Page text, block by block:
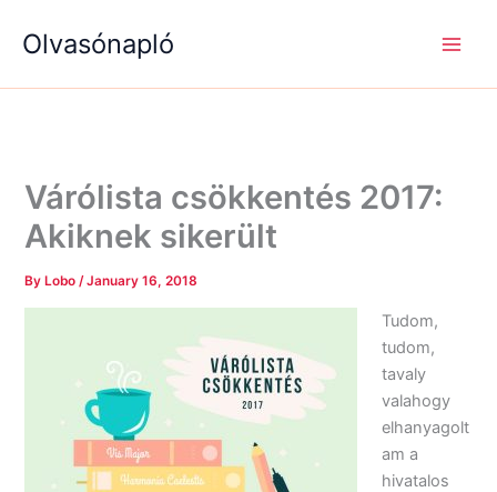
Olvasónapló
Várólista csökkentés 2017:
Akiknek sikerült
By Lobo/January 16, 2018
Tudom,
tudom,
tavaly
valahogy
elhanyagolt
am a
hivatalos
e
a
é
g
k
é
g
k